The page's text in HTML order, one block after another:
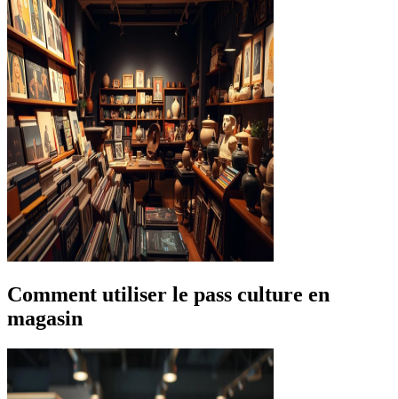
Comment utiliser le pass culture en
magasin